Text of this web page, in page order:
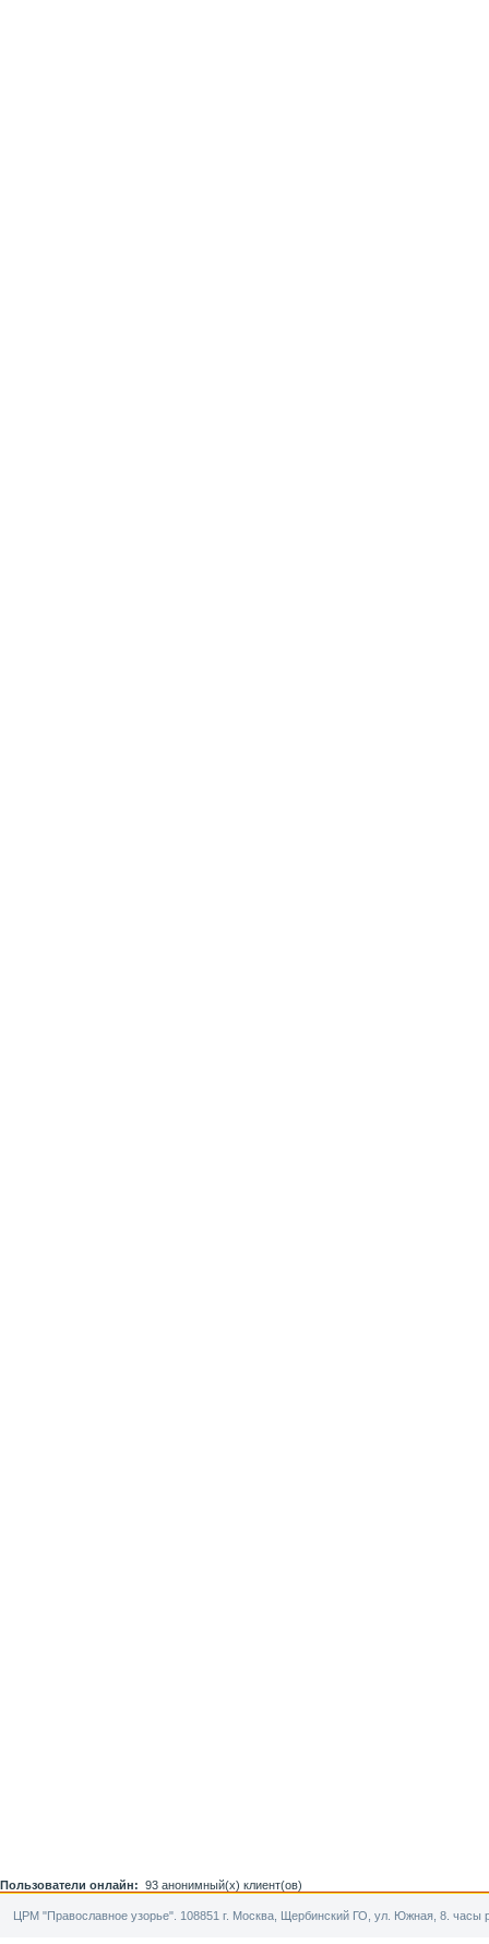
Пользователи онлайн: 93 анонимный(х) клиент(ов)
ЦРМ "Православное узорье". 108851 г. Москва, Щербинский ГО, ул. Южная, 8. часы